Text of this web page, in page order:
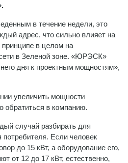
в течение недели, это
адрес, что сильно влияет на
принципе в целом на
в Зеленой зоне. «ЮРЭСК»
дня к проектным мощностям»,
увеличить мощности
обратиться в компанию.
случай разбирать для
Если человек
до 15 кВт, а оборудование его,
от 12 до 17 кВт, естественно,